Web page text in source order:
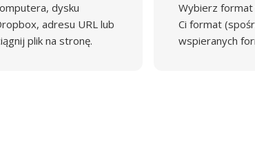
dysku
adresu URL lub
plik na stronę.
Wybierz
Ci format
wspieranych